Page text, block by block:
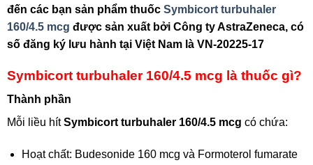
đến các bạn sản phẩm thuốc Symbicort turbuhaler
160/4.5 mcg được sản xuất bởi Công ty AstraZeneca, có
số đăng ký lưu hành tại Việt Nam là VN-20225-17
Symbicort turbuhaler 160/4.5 mcg là thuốc gì?
Thành phần
Mỗi liều hítSymbicort turbuhaler 160/4.5 mcg có chứa:
Hoạt chất: Budesonide 160 mcg và Formoterol fumarate